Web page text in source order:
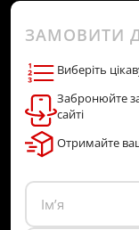
ЗАМОВИТИ
Виберіть
Забронюйте
сайті
Отримайте